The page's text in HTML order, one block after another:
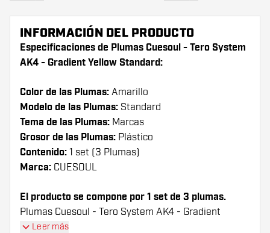
INFORMACIÓN DEL PRODUCTO
Especificaciones de Plumas Cuesoul - Tero System
AK4 - Gradient Yellow Standard:
Color de las Plumas: Amarillo
Modelo de las Plumas: Standard
Tema de las Plumas: Marcas
Grosor de las Plumas: Plástico
Contenido: 1 set (3 Plumas)
Marca: CUESOUL
El producto se compone por 1 set de 3 plumas.
Plumas Cuesoul - Tero System AK4 - Gradient
Yellow Standard plumas tienen una larga vida útil.
Leer más